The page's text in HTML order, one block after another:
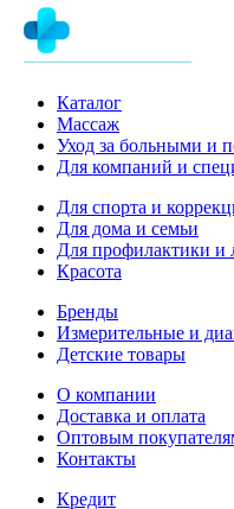
Каталог
Массаж
Уход за больными и
Для компаний и
Для спорта и
Для дома и семьи
Для профилактики и
Красота
Бренды
Измерительные и
Детские товары
О компании
Доставка и оплата
Оптовым
Контакты
Кредит